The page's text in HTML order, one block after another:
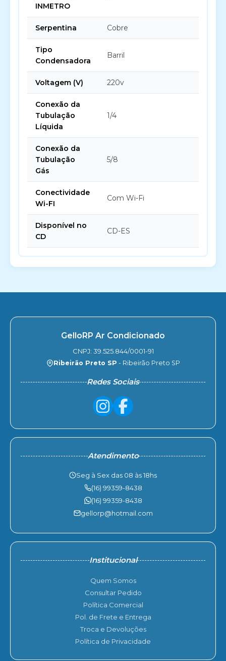
INMETRO
Serpentina Cobre
Tipo
Condensadora
Barril
Voltagem (V) 220v
Conexão da
Tubulação
Líquida
1/4
Conexão da
Tubulação
Gás
5/8
Conectividade
Wi-FI
Com Wi-Fi
Disponível no
CD
CD-ES
GelloRP Ar Condicionado
CNPJ: 39.525.844/0001-91
Ribeirão Preto SP - Ribeirão Preto SP
Redes Sociais
Atendimento
Seg à Sex das 08 às 18hs
(16) 99359-8438
(16) 99359-8438
gellorp@hotmail.com
Institucional
Quem Somos
Consultar Pedido
Política Comercial
Pol. de Frete e Entrega
Troca e Devoluções
Política de Privacidade